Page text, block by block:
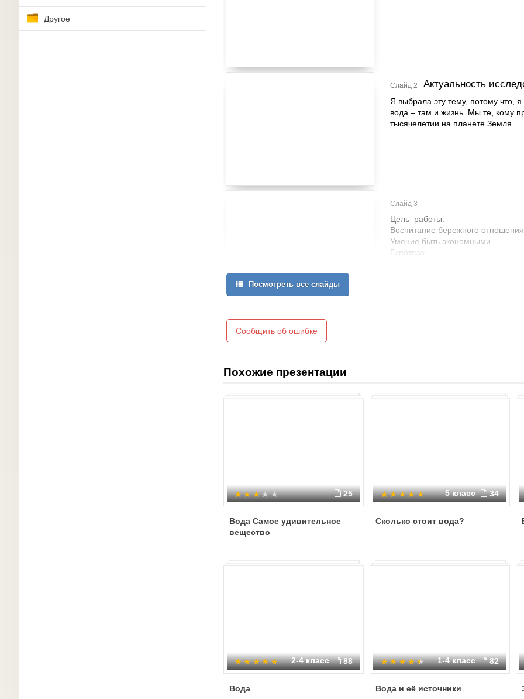
Другое
Слайд 2 Актуальность
Я выбрала эту тему, потому что, я
вода – там и жизнь. Мы те, кому
тысячелетии на планете Земля.
Слайд 3
Цель работы:
Воспитание бережного отношения
Умение быть экономными
Гипотеза:
Посмотреть все слайды
Сообщить об ошибке
Похожие презентации
25
Вода Самое удивительное
вещество
5 класс 34
Сколько стоит вода?
2-4 класс 88
Вода
1-4 класс 82
Вода и её источники